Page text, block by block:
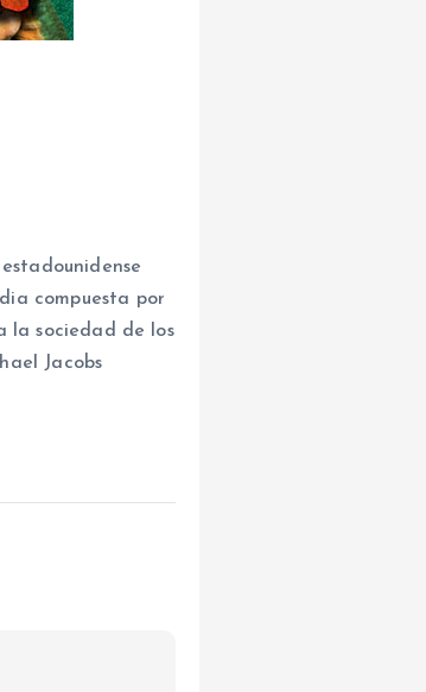
compuesta por
la sociedad de los
Jacobs